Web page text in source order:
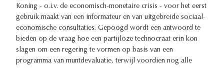
Koning - o.i.v. de economisch-monetaire crisis - voor het eerst
gebruik maakt van een informateur en van uitgebreide sociaal-
economische consultaties. Gepoogd wordt een antwoord te
bieden op de vraag hoe een partijloze technocraat erin kon
slagen om een regering te vormen op basis van een
programma van muntdevaluatie, terwijl voordien nog alle